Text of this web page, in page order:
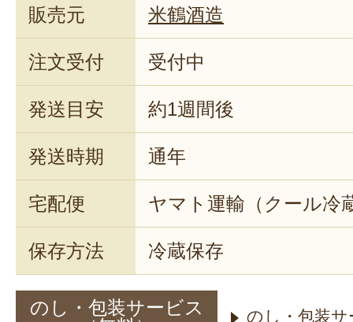
販売元 米鶴酒造
注文受付 受付中
発送目安 約1週間後
発送時期 通年
宅配便 ヤマト運輸（クール冷
保存方法 冷蔵保存
のし・包装サービス
のし・包装